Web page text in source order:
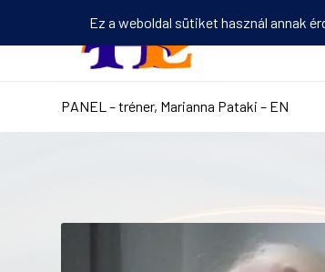
PANEL – tréner, Marianna Pataki – EN